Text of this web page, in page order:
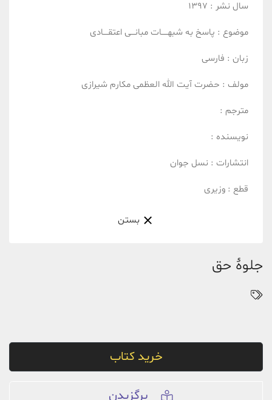
جلوۀ حق
خرید کتاب
برگزیدن
سال نشر : 1397
موضوع : پاسخ به شبهـــــات مبانـــی اعتقــــادی
زبان : فارسی
مولف : حضرت آیت الله العظمی مکارم شیرازی
مترجم :
نویسنده :
انتشارات : نسل جوان
قطع : وزیری
بستن